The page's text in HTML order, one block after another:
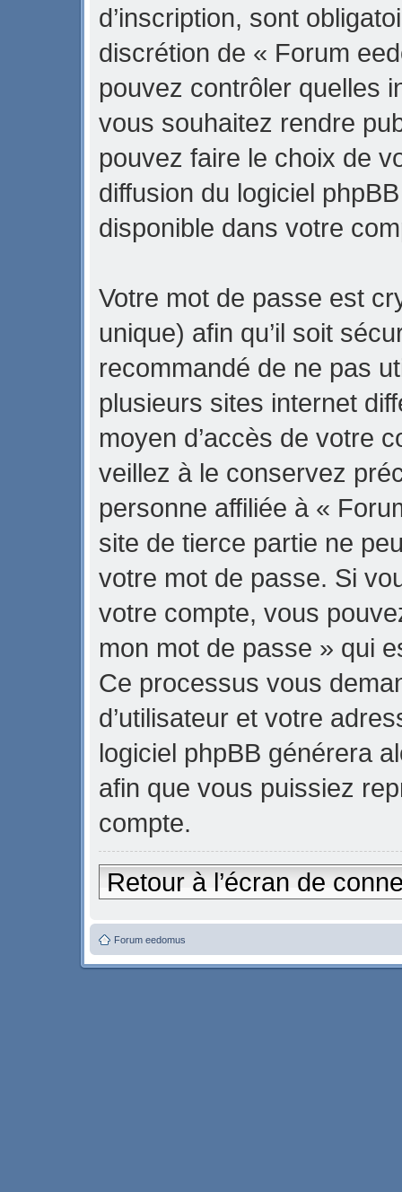
d’inscription, sont
discrétion de « Forum
pouvez contrôler quelles
vous souhaitez rendre
pouvez faire le choix de
diffusion du logiciel
disponible dans votre
Votre mot de passe est
unique) afin qu’il soit
recommandé de ne pas
plusieurs sites internet
moyen d’accès de votre
veillez à le conservez
personne affiliée à «
site de tierce partie ne
votre mot de passe. Si
votre compte, vous
mon mot de passe » qui
Ce processus vous
d’utilisateur et votre
logiciel phpBB générera
afin que vous puissiez
compte.
Retour à l’écran de
Forum eedomus